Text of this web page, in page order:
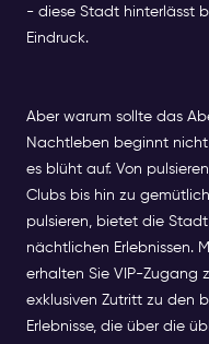
- diese Stadt hinterlässt
Eindruck.
Aber warum sollte das
Nachtleben beginnt
es blüht auf. Von
Clubs bis hin zu
pulsieren, bietet die
nächtlichen Erlebnissen.
erhalten Sie VIP-Zugang
exklusiven Zutritt zu den
Erlebnisse, die über die